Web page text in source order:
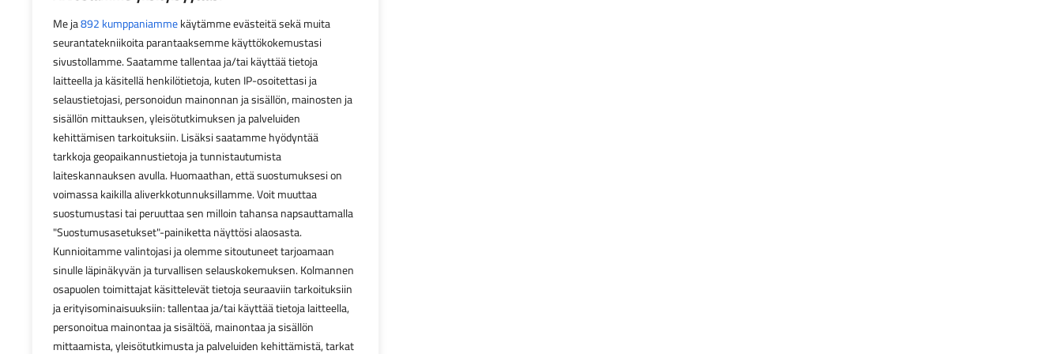
Me ja892 kumppaniammekäytämme evästeitä sekä muita
seurantatekniikoita parantaaksemme käyttökokemustasi
sivustollamme. Saatamme tallentaa ja/tai käyttää tietoja
laitteella ja käsitellä henkilötietoja, kuten IP-osoitettasi ja
selaustietojasi, personoidun mainonnan ja sisällön, mainosten ja
sisällön mittauksen, yleisötutkimuksen ja palveluiden
kehittämisen tarkoituksiin. Lisäksi saatamme hyödyntää
tarkkoja geopaikannustietoja ja tunnistautumista
laiteskannauksen avulla. Huomaathan, että suostumuksesi on
voimassa kaikilla aliverkkotunnuksillamme. Voit muuttaa
suostumustasi tai peruuttaa sen milloin tahansa napsauttamalla
"Suostumusasetukset"-painiketta näyttösi alaosasta.
Kunnioitamme valintojasi ja olemme sitoutuneet tarjoamaan
sinulle läpinäkyvän ja turvallisen selauskokemuksen. Kolmannen
osapuolen toimittajat käsittelevät tietoja seuraaviin tarkoituksiin
ja erityisominaisuuksiin: tallentaa ja/tai käyttää tietoja laitteella,
personoitua mainontaa ja sisältöä, mainontaa ja sisällön
mittaamista, yleisötutkimusta ja palveluiden kehittämistä, tarkat